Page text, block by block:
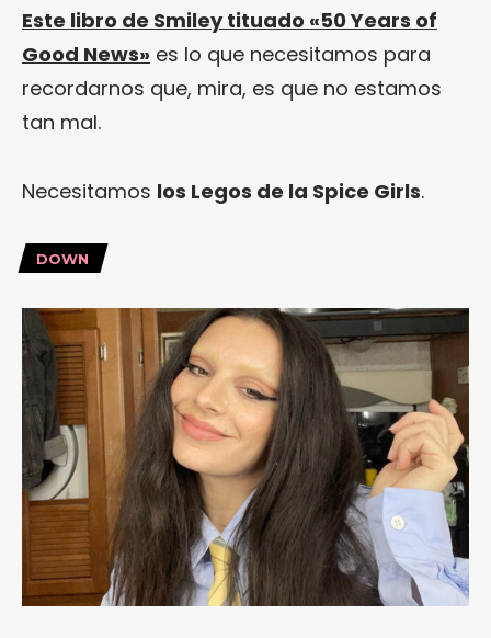
Este libro de Smiley tituado «50 Years of
Good News» es lo que necesitamos para
recordarnos que, mira, es que no estamos
tan mal.
Necesitamos los Legos de la Spice Girls.
DOWN